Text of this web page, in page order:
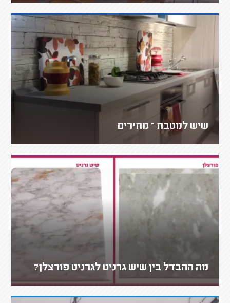
שיש למטבח – מחירים
מה ההבדל בין שיש גרניט לגרניט פורצלן?